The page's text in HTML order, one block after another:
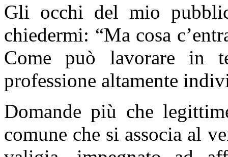
Gli occhi del mio
chiedermi: “Ma cosa
Come può lavorare in
professione altamente
Domande più che
comune che si associa al